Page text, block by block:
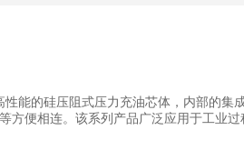
能的硅压阻式压力充油芯体，内部的
方便相连。该系列产品广泛应用于工业过